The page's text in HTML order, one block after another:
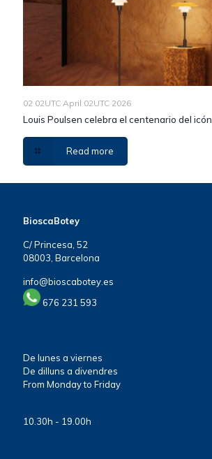
02 02UTC April 02UTC 2026
Louis Poulsen celebra el centenario del
Read more
BioscaBotey
C/ Princesa, 52
08003, Barcelona
info@bioscabotey.es
676 231 593
De lunes a viernes
De dilluns a divendres
From Monday to Friday
10.30h - 19.00h